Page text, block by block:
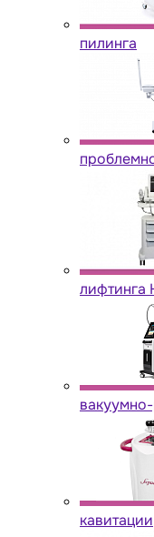
пилинга
лифтинга
кавитации